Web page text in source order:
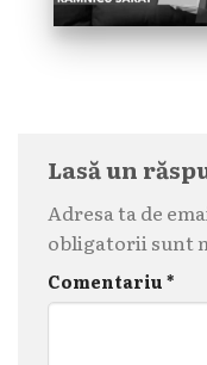
Lasă un
Adresa ta de
obligatorii sunt
Comentariu*